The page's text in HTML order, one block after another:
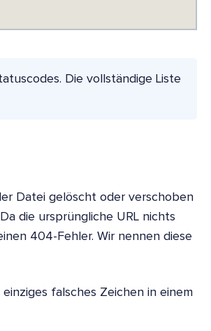
Die vollständige Liste
Datei gelöscht oder verschoben
die ursprüngliche URL nichts
404-Fehler. Wir nennen diese
falsches Zeichen in einem